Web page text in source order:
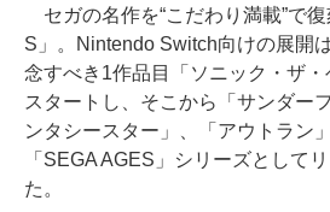
セガの名作を“こだわり満載”で
S」。Nintendo Switch向けの展開
念すべき1作品目「ソニック・ザ
スタートし、そこから「サンダー
ンタシースター」、「アウトラン
「SEGA AGES」シリーズとして
た。